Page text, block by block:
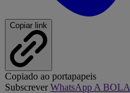
Copiar link
Copiado ao portapapeis
SubscreverWhatsApp A BOLA